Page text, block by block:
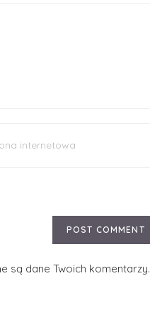
są dane Twoich komentarzy.